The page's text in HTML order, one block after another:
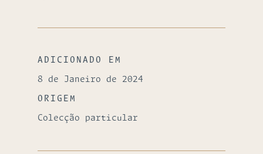
ADICIONADO EM
8 de Janeiro de 2024
ORIGEM
Colecção particular